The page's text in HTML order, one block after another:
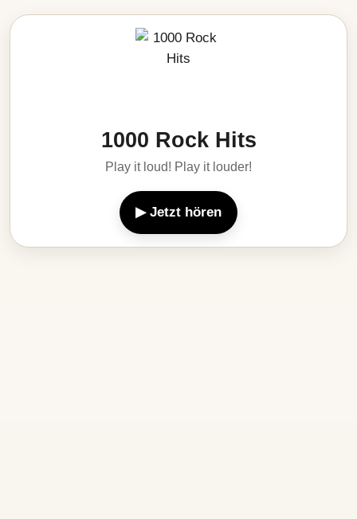
1000 Rock Hits
Play it loud! Play it louder!
▶ Jetzt hören